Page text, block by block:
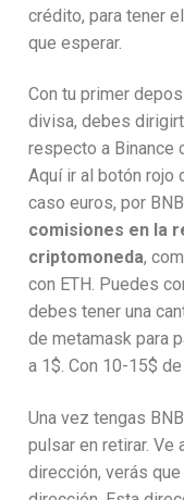
crédito, para tener
que esperar.
Con tu primer
divisa, debes
respecto a Binance
Aquí ir al botón rojo
caso euros, por
comisiones en la
criptomoneda,
con ETH. Puedes
debes tener una
de metamask para
a 1$. Con 10-15$
Una vez tengas
pulsar en retirar. Ve
dirección, verás